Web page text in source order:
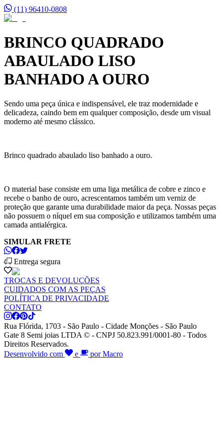
(11) 96410-0808
BRINCO QUADRADO
ABAULADO LISO
BANHADO A OURO
Sendo uma peça única e indispensável, ele traz modernidade e
delicadeza, caindo bem em qualquer composição, desde um visual
moderno até mesmo clássico.
Brinco quadrado abaulado liso banhado a ouro.
O material base consiste em uma liga metálica de cobre e zinco e
recebe o banho de ouro, acrescentamos também um verniz de
proteção que garante uma durabilidade maior da peça. Nossas peças
não possuem o níquel em sua composição e utilizamos também uma
camada antialérgica.
SIMULAR FRETE
Entrega segura
TROCAS E DEVOLUÇÕES
CUIDADOS COM AS PEÇAS
POLÍTICA DE PRIVACIDADE
CONTATO
Rua Flórida, 1703 - São Paulo - Cidade Monções - São Paulo
Gate 8 Semi joias LTDA © - CNPJ 50.823.991/0001-80 - Todos
Direitos Reservados.
Desenvolvido com
e por Macro